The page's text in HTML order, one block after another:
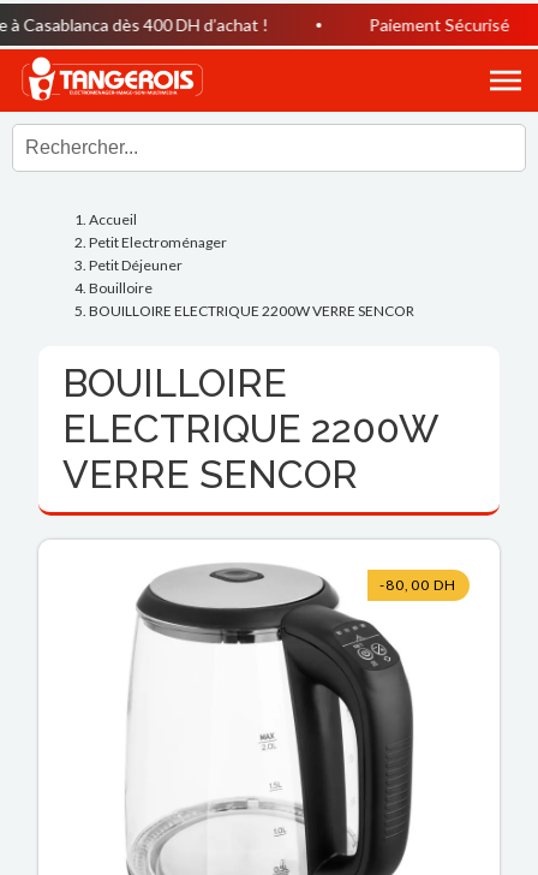
dès 400 DH d’achat ! Paiement Sécurisé
Accueil
Petit Electroménager
Petit Déjeuner
Bouilloire
BOUILLOIRE ELECTRIQUE 2200W VERRE SENCOR
BOUILLOIRE
ELECTRIQUE 2200W
VERRE SENCOR
-80,00 DH